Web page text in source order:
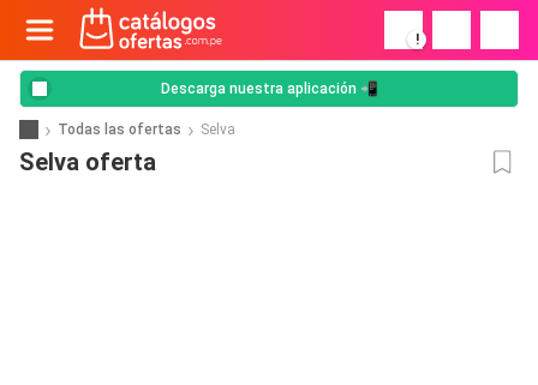
!
Descarga nuestra aplicación 📲
Todas las ofertas Selva
Selva oferta